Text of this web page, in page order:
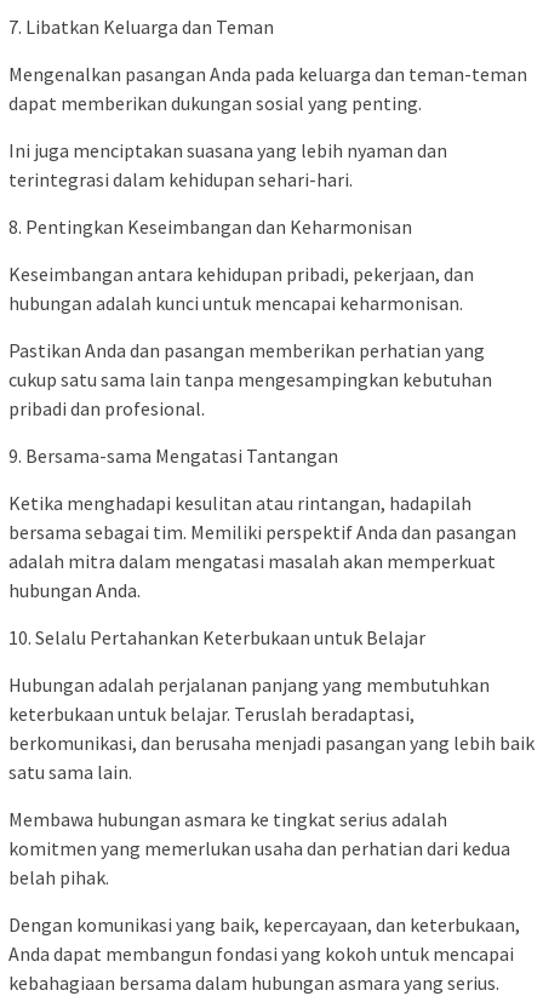
7. Libatkan Keluarga dan Teman
Mengenalkan pasangan Anda pada keluarga dan teman-teman
dapat memberikan dukungan sosial yang penting.
Ini juga menciptakan suasana yang lebih nyaman dan
terintegrasi dalam kehidupan sehari-hari.
8. Pentingkan Keseimbangan dan Keharmonisan
Keseimbangan antara kehidupan pribadi, pekerjaan, dan
hubungan adalah kunci untuk mencapai keharmonisan.
Pastikan Anda dan pasangan memberikan perhatian yang
cukup satu sama lain tanpa mengesampingkan kebutuhan
pribadi dan profesional.
9. Bersama-sama Mengatasi Tantangan
Ketika menghadapi kesulitan atau rintangan, hadapilah
bersama sebagai tim. Memiliki perspektif Anda dan pasangan
adalah mitra dalam mengatasi masalah akan memperkuat
hubungan Anda.
10. Selalu Pertahankan Keterbukaan untuk Belajar
Hubungan adalah perjalanan panjang yang membutuhkan
keterbukaan untuk belajar. Teruslah beradaptasi,
berkomunikasi, dan berusaha menjadi pasangan yang lebih baik
satu sama lain.
Membawa hubungan asmara ke tingkat serius adalah
komitmen yang memerlukan usaha dan perhatian dari kedua
belah pihak.
Dengan komunikasi yang baik, kepercayaan, dan keterbukaan,
Anda dapat membangun fondasi yang kokoh untuk mencapai
kebahagiaan bersama dalam hubungan asmara yang serius.